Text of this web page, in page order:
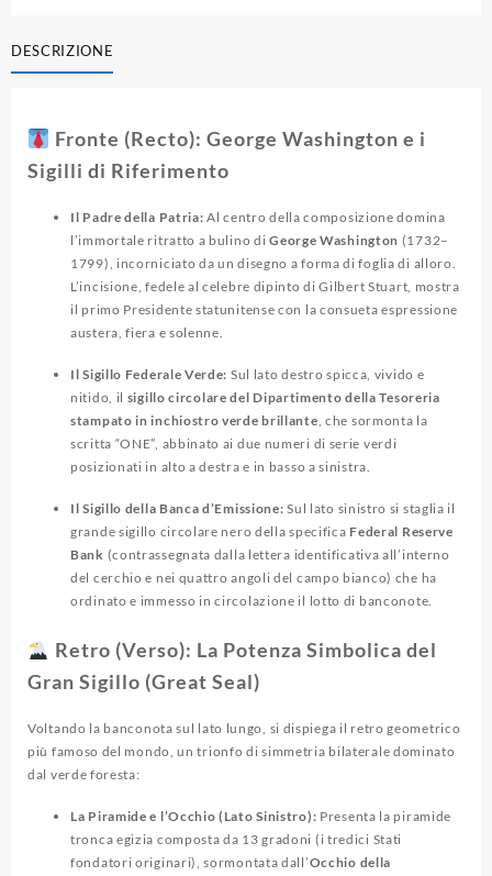
DESCRIZIONE
Fronte (Recto): George Washington e i
Sigilli di Riferimento
Il Padre della Patria: Al centro della composizione domina
l’immortale ritratto a bulino diGeorge Washington (1732–
1799), incorniciato da un disegno a forma di foglia di alloro.
L’incisione, fedele al celebre dipinto di Gilbert Stuart, mostra
il primo Presidente statunitense con la consueta espressione
austera, fiera e solenne.
Il Sigillo Federale Verde: Sul lato destro spicca, vivido e
nitido, il sigillo circolare del Dipartimento della Tesoreria
stampato in inchiostro verde brillante, che sormonta la
scritta “ONE”, abbinato ai due numeri di serie verdi
posizionati in alto a destra e in basso a sinistra.
Il Sigillo della Banca d’Emissione: Sul lato sinistro si staglia il
grande sigillo circolare nero della specifica Federal Reserve
Bank (contrassegnata dalla lettera identificativa all’interno
del cerchio e nei quattro angoli del campo bianco) che ha
ordinato e immesso in circolazione il lotto di banconote.
Retro (Verso): La Potenza Simbolica del
Gran Sigillo (Great Seal)
Voltando la banconota sul lato lungo, si dispiega il retro geometrico
più famoso del mondo, un trionfo di simmetria bilaterale dominato
dal verde foresta:
La Piramide e l’Occhio (Lato Sinistro): Presenta la piramide
tronca egizia composta da 13 gradoni (i tredici Stati
fondatori originari), sormontata dall’Occhio della